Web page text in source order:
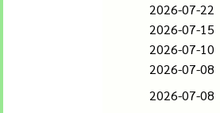
2026-07-22
2026-07-15
2026-07-10
2026-07-08
2026-07-08